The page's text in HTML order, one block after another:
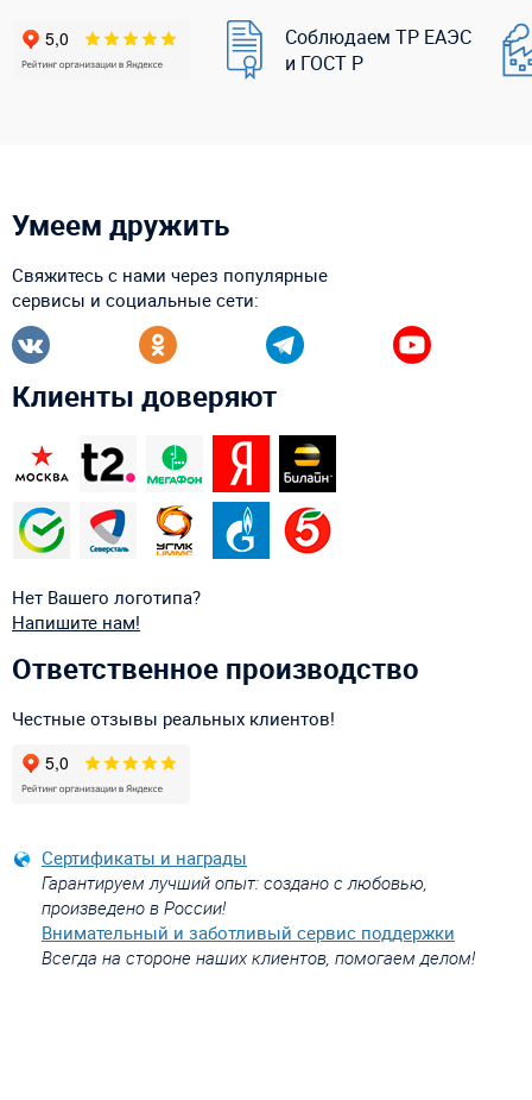
Соблюдаем ТР ЕАЭС
и ГОСТ Р
Умеем дружить
Свяжитесь с нами через популярные
сервисы и социальные сети:
Клиенты доверяют
Нет Вашего логотипа?
Напишите нам!
Ответственное производство
Честные отзывы реальных клиентов!
Сертификаты и награды
Гарантируем лучший опыт: создано с любовью,
произведено в России!
Внимательный и заботливый сервис поддержки
Всегда на стороне наших клиентов, помогаем делом!